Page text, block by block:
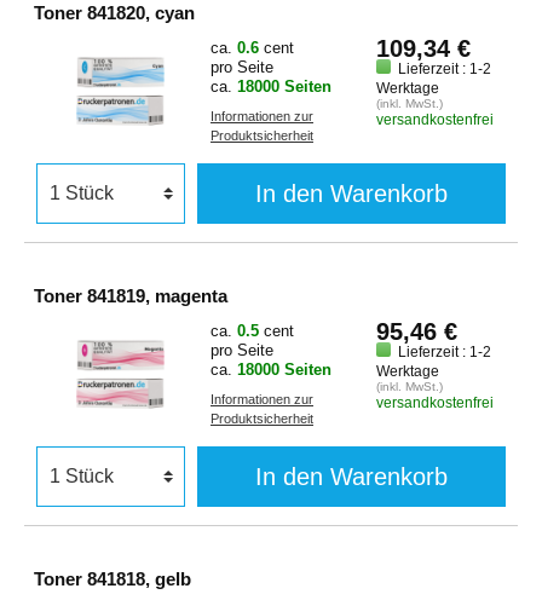
Toner 841820, cyan
ca. 0.6 cent
pro Seite
ca. 18000 Seiten
Informationen zur
Produktsicherheit
109,34 €
Lieferzeit : 1-2
Werktage
(inkl. MwSt.)
versandkostenfrei
In den Warenkorb
Toner 841819, magenta
ca. 0.5 cent
pro Seite
ca. 18000 Seiten
Informationen zur
Produktsicherheit
95,46 €
Lieferzeit : 1-2
Werktage
(inkl. MwSt.)
versandkostenfrei
In den Warenkorb
Toner 841818, gelb